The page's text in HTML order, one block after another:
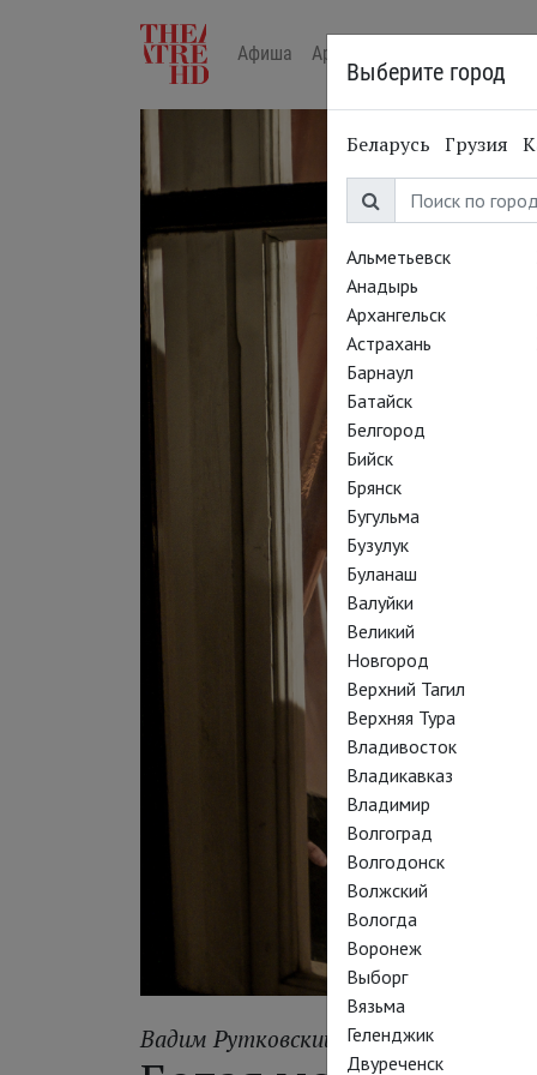
Афиша Арт-лекторий в кино
Вадим Рутковский
Выберите город
Беларусь Грузия
Альметьевск
Анадырь
Архангельск
Астрахань
Барнаул
Батайск
Белгород
Бийск
Брянск
Бугульма
Бузулук
Буланаш
Валуйки
Великий
Новгород
Верхний Тагил
Верхняя Тура
Владивосток
Владикавказ
Владимир
Волгоград
Волгодонск
Волжский
Вологда
Воронеж
Выборг
Вязьма
Геленджик
Двуреченск